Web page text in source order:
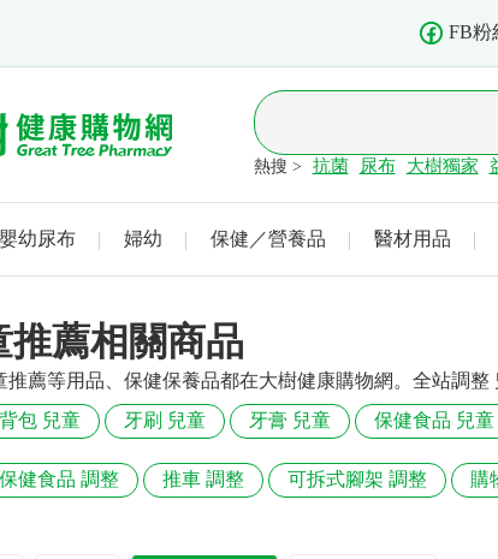
FB粉
熱搜 > 抗菌 尿布 大樹獨家
嬰幼尿布 婦幼 保健／營養品 醫材用品
推薦相關商品
推薦等用品、保健保養品都在大樹健康購物網。全站調
背包 兒童 牙刷 兒童 牙膏 兒童 保健食品 兒童
保健食品 調整 推車 調整 可拆式腳架 調整 購